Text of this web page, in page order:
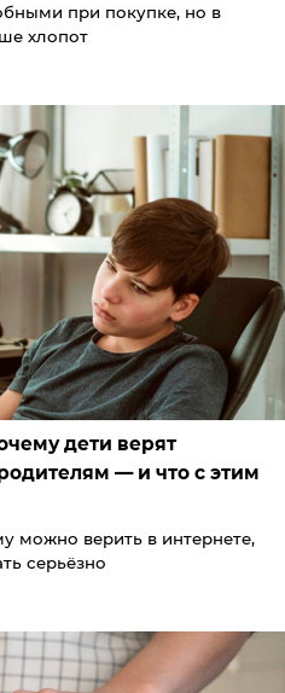
при покупке, но в
хлопот
дети верят
— и что с этим
можно верить в интернете,
серьёзно